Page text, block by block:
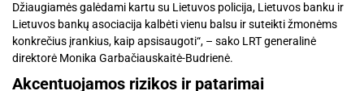
Džiaugiamės galėdami kartu su Lietuvos policija, Lietuvos banku ir
Lietuvos bankų asociacija kalbėti vienu balsu ir suteikti žmonėms
konkrečius įrankius, kaip apsisaugoti“, – sako LRT generalinė
direktorė Monika Garbačiauskaitė-Budrienė.
Akcentuojamos rizikos ir patarimai